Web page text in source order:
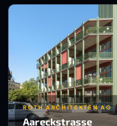
ROTH ARCHITEKTEN AG
Aareckstrasse